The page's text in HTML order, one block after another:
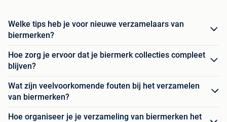
Welke tips heb je voor nieuwe verzamelaars van
biermerken?
Hoe zorg je ervoor dat je biermerk collecties compleet
blijven?
Wat zijn veelvoorkomende fouten bij het verzamelen
van biermerken?
Hoe organiseer je je verzameling van biermerken het